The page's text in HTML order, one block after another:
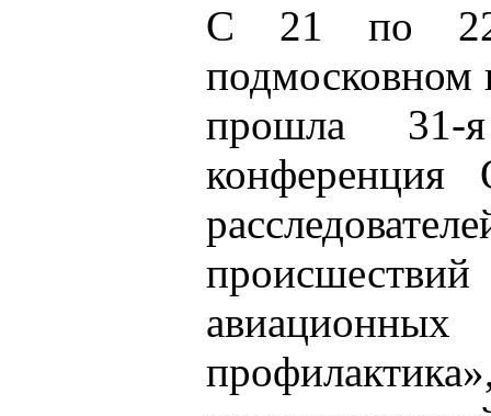
С 21 по
подмосковном
прошла 31-я
конференция